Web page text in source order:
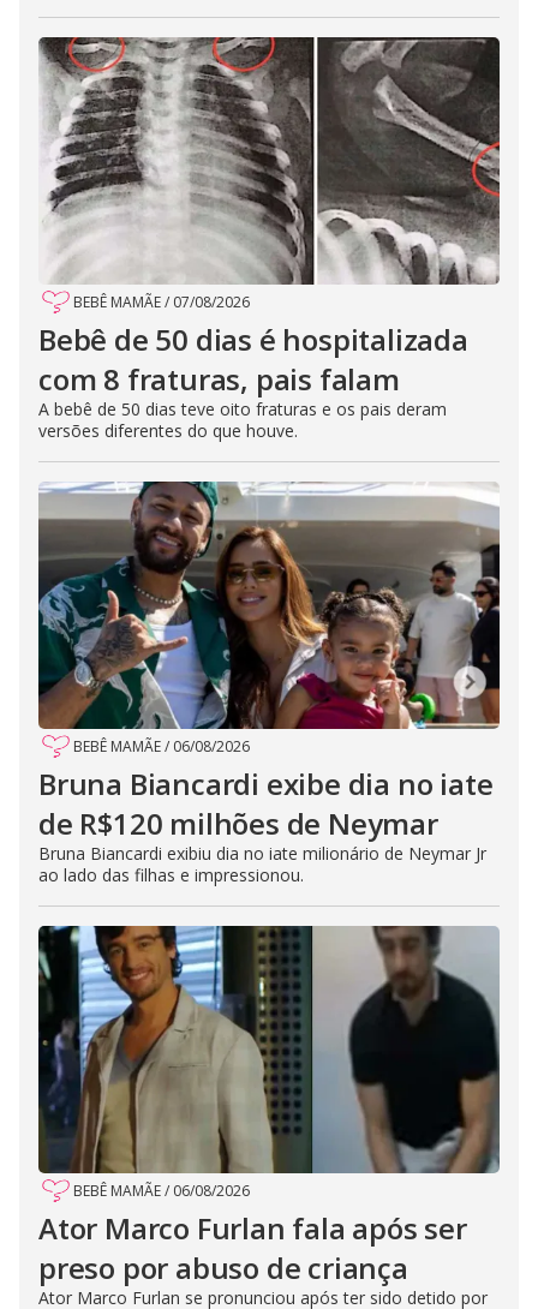
BEBÊ MAMÃE/ 07/08/2026
Bebê de 50 dias é hospitalizada
com 8 fraturas, pais falam
A bebê de 50 dias teve oito fraturas e os pais deram
versões diferentes do que houve.
BEBÊ MAMÃE/ 06/08/2026
Bruna Biancardi exibe dia no iate
de R$120 milhões de Neymar
Bruna Biancardi exibiu dia no iate milionário de Neymar Jr
ao lado das filhas e impressionou.
BEBÊ MAMÃE/ 06/08/2026
Ator Marco Furlan fala após ser
preso por abuso de criança
Ator Marco Furlan se pronunciou após ter sido detido por